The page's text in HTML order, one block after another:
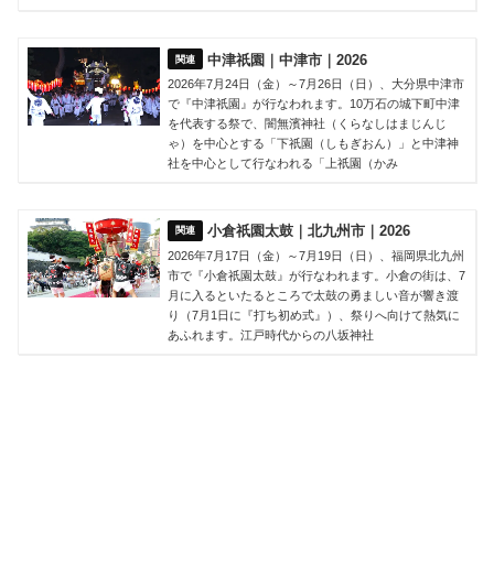
中津祇園｜中津市｜2026
2026年7月24日（金）～7月26日（日）、大分県中津市
で『中津祇園』が行なわれます。10万石の城下町中津
を代表する祭で、闇無濱神社（くらなしはまじんじ
ゃ）を中心とする「下祇園（しもぎおん）」と中津神
社を中心として行なわれる「上祇園（かみ
小倉祇園太鼓｜北九州市｜2026
2026年7月17日（金）～7月19日（日）、福岡県北九州
市で『小倉祇園太鼓』が行なわれます。小倉の街は、7
月に入るといたるところで太鼓の勇ましい音が響き渡
り（7月1日に『打ち初め式』）、祭りへ向けて熱気に
あふれます。江戸時代からの八坂神社